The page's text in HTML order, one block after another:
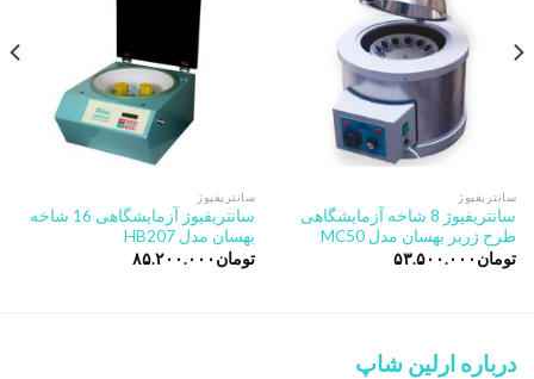
سانتریفیوژ
سانتریفیوژ 8 شاخه آزمایشگاهی
طرح ژربر بهسان مدل MC50
تومان ۵۳.۵۰۰.۰۰۰
سانتریفیوژ
سانتریفیوژ آزمایشگاهی 16 شاخه
بهسان مدل HB207
تومان ۸۵.۲۰۰.۰۰۰
درباره ارلین شاپ